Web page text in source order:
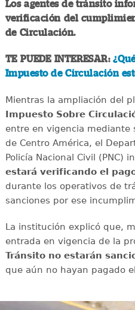
Los agentes de tránsito
verificación del
de Circulación.
TE PUEDE INTERESAR:
Impuesto de Circulación
Mientras la ampliación del
Impuesto Sobre
entre en vigencia mediante
de Centro América, el
Policía Nacional Civil (PNC)
estará verificando el
durante los operativos de
sanciones por ese
La institución explicó que,
entrada en vigencia de la
Tránsito no estarán
que aún no hayan pagado